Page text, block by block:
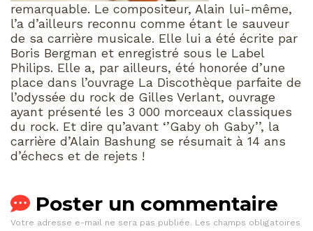
remarquable. Le compositeur, Alain lui-même,
l’a d’ailleurs reconnu comme étant le sauveur
de sa carrière musicale. Elle lui a été écrite par
Boris Bergman et enregistré sous le Label
Philips. Elle a, par ailleurs, été honorée d’une
place dans l’ouvrage La Discothèque parfaite de
l’odyssée du rock de Gilles Verlant, ouvrage
ayant présenté les 3 000 morceaux classiques
du rock. Et dire qu’avant ‘’Gaby oh Gaby’’, la
carrière d’Alain Bashung se résumait à 14 ans
d’échecs et de rejets !
Poster un commentaire
Votre adresse e-mail ne sera pas publiée. Les champs obligatoires